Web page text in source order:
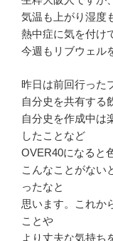
気温も上がり湿度
熱中症に気を付け
今週もリブウェル
昨日は前回行った
自分史を共有する
自分史を作成中は
したことなど
OVER40になると
こんなことがない
ったなと
思います。これか
ことや
より丈夫な気持ち